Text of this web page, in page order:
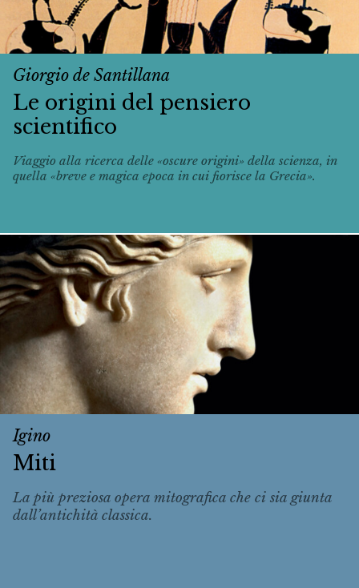
Giorgio de Santillana
Le origini del pensiero
scientifico
Viaggio alla ricerca delle «oscure origini» della scienza, in
quella «breve e magica epoca in cui fiorisce la Grecia».
Igino
Miti
La più preziosa opera mitografica che ci sia giunta
dall’antichità classica.